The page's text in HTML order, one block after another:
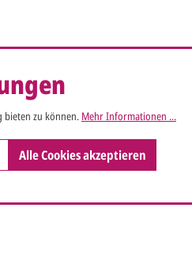
bieten zu können. Mehr Informationen ...
Alle Cookies akzeptieren